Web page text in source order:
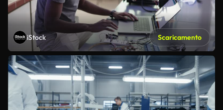
iStock Scaricamento